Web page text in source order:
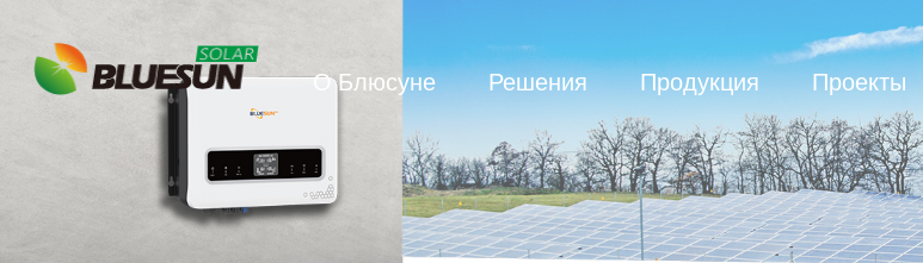
О Блюсуне Решения Продукция Проекты